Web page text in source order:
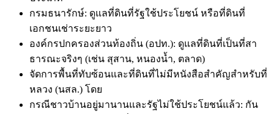
กรมธนารักษ์: ดูแลที่ดินที่รัฐใช้ประโยชน์ หรือที่ดินที่
เอกชนเช่าระยะยาว
องค์กรปกครองส่วนท้องถิ่น (อปท.): ดูแลที่ดินที่เป็นที่สา
ธารณะจริงๆ (เช่น สุสาน, หนองน้ำ, ตลาด)
จัดการพื้นที่ทับซ้อนและที่ดินที่ไม่มีหนังสือสำคัญสำหรับที่
หลวง (นสล.) โดย
กรณีชาวบ้านอยู่มานานและรัฐไม่ใช้ประโยชน์แล้ว: กัน